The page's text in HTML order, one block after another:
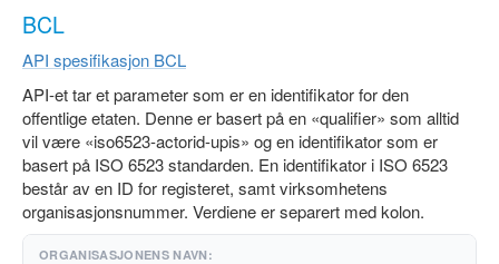
BCL
API spesifikasjon BCL
API-et tar et parameter som er en identifikator for den
offentlige etaten. Denne er basert på en «qualifier» som alltid
vil være «iso6523-actorid-upis» og en identifikator som er
basert på ISO 6523 standarden. En identifikator i ISO 6523
består av en ID for registeret, samt virksomhetens
organisasjonsnummer. Verdiene er separert med kolon.